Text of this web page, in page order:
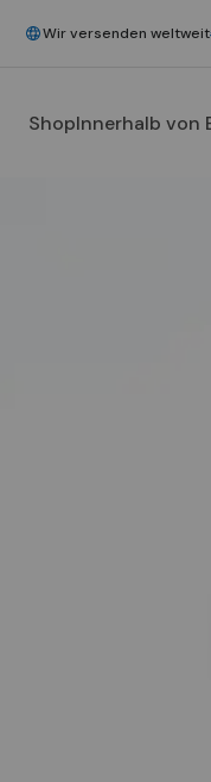
Wir versenden weltweit
ShopInnerhalb von